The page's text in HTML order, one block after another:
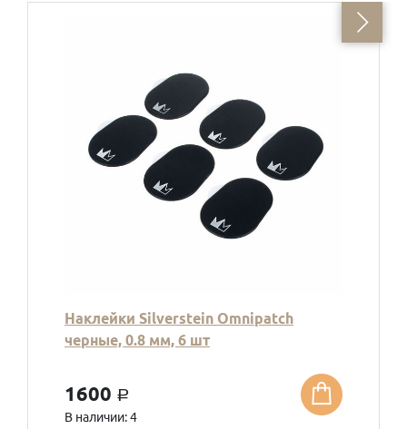
Наклейки Silverstein Omnipatch
черные, 0.8 мм, 6 шт
1600 a
В наличии: 4